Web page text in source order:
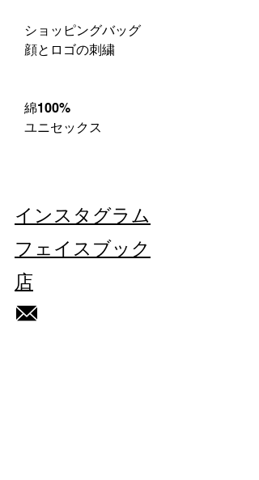
ショッピングバッグ
顔とロゴの刺繍
綿100%
ユニセックス
インスタグラム
フェイスブック
店